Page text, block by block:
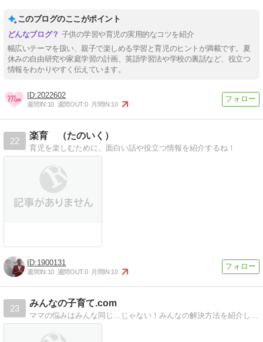
このブログのここがポイント
子供の学習や育児の実用的なコツを紹介
幅広いテーマを扱い、親子で楽しめる学習と育児のヒントが満載です。夏
休みの自由研究や家庭学習の計画、英語学習法や学校の裏話など、役立つ
情報をわかりやすく伝えています。
2022602
週間IN:10 週間OUT:0 月間IN:10
22
楽育 （たのいく）
育児を楽しむために、面白い話や役立つ情報を紹介するね！
1900131
週間IN:10 週間OUT:0 月間IN:10
23
みんなの子育て.com
ママの悩みはみんな同じ…じゃない！みんなの解決方法を紹介していきま〜す。